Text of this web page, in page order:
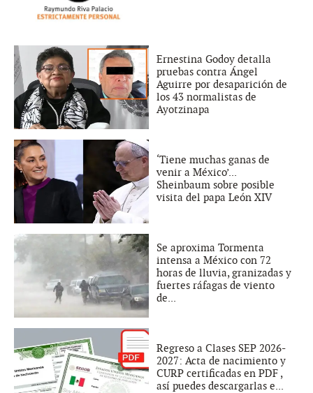
Ernestina Godoy detalla
pruebas contra Ángel
Aguirre por desaparición de
los 43 normalistas de
Ayotzinapa
‘Tiene muchas ganas de
venir a México’...
Sheinbaum sobre posible
visita del papa León XIV
Se aproxima Tormenta
intensa a México con 72
horas de lluvia, granizadas y
fuertes ráfagas de viento
de...
Regreso a Clases SEP 2026-
2027: Acta de nacimiento y
CURP certificadas en PDF ,
así puedes descargarlas e...